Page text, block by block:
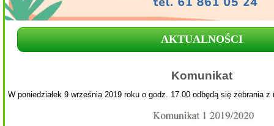
AKTUALNOŚCI
Komunikat
W poniedziałek 9 września 2019 roku o godz. 17.00 odbędą się zebrania z